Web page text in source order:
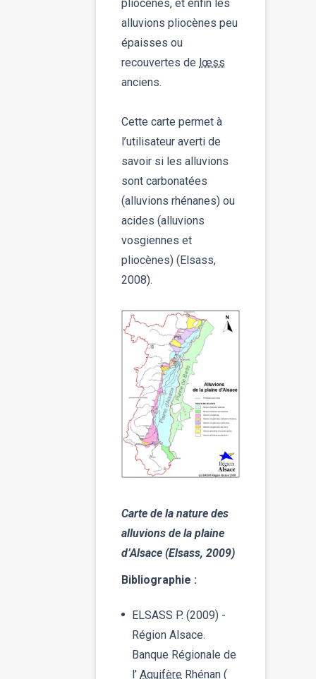
pliocènes, et enfin les
alluvions pliocènes peu
épaisses ou
recouvertes de lœss
anciens.
Cette carte permet à
l’utilisateur averti de
savoir si les alluvions
sont carbonatées
(alluvions rhénanes) ou
acides (alluvions
vosgiennes et
pliocènes) (Elsass,
2008).
Carte de la nature des
alluvions de la plaine
d’Alsace (Elsass, 2009)
Bibliographie :
ELSASS P. (2009) -
Région Alsace.
Banque Régionale de
l’ Aquifère Rhénan (